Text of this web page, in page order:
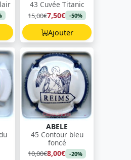
43 Cuvée Titanic
15,00€7,50€ -50%
Ajouter
ABELE
45 Contour bleu
foncé
10,00€8,00€ -20%